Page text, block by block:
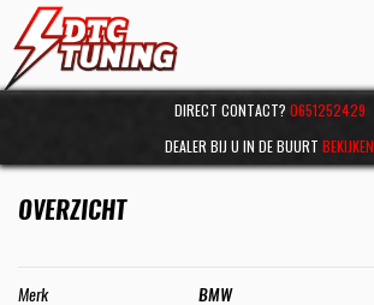
DIRECT CONTACT? 0651252429
DEALER BIJ U IN DE BUURT BEKIJKEN
OVERZICHT
Merk BMW